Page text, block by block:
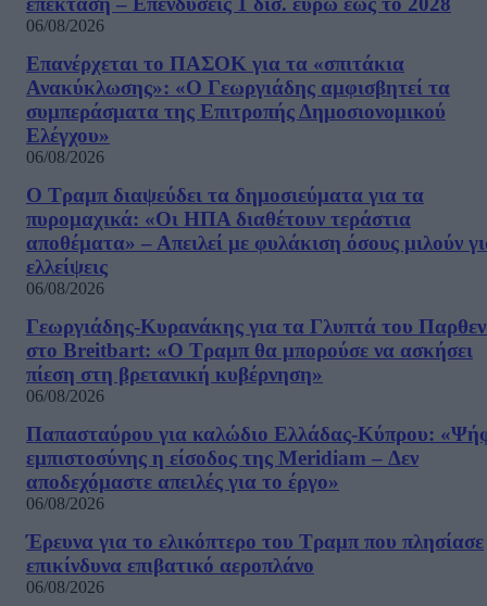
06/08/2026
Επανέρχεται το ΠΑΣΟΚ για τα «σπιτάκια
Ανακύκλωσης»: «Ο Γεωργιάδης αμφισβητεί τα
συμπεράσματα της Επιτροπής Δημοσιονομικού
Ελέγχου»
06/08/2026
Ο Τραμπ διαψεύδει τα δημοσιεύματα για τα
πυρομαχικά: «Οι ΗΠΑ διαθέτουν τεράστια
αποθέματα» – Απειλεί με φυλάκιση όσους μιλούν
ελλείψεις
06/08/2026
Γεωργιάδης-Κυρανάκης για τα Γλυπτά του
στο Breitbart: «Ο Τραμπ θα μπορούσε να ασκήσει
πίεση στη βρετανική κυβέρνηση»
06/08/2026
Παπασταύρου για καλώδιο Ελλάδας-Κύπρου:
εμπιστοσύνης η είσοδος της Meridiam – Δεν
αποδεχόμαστε απειλές για το έργο»
06/08/2026
Έρευνα για το ελικόπτερο του Τραμπ που πλησίασε
επικίνδυνα επιβατικό αεροπλάνο
06/08/2026